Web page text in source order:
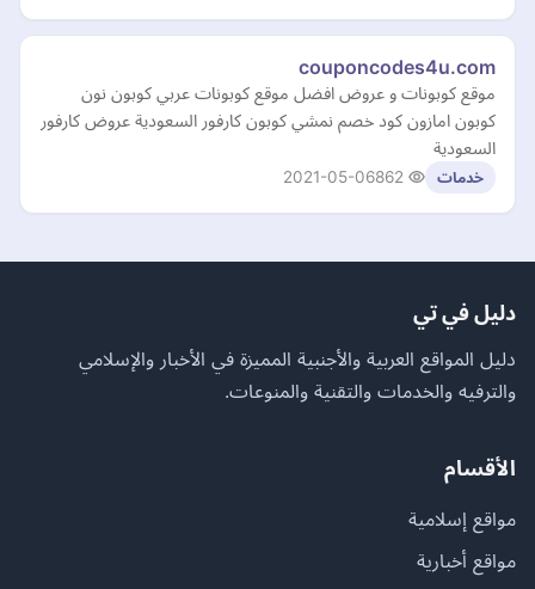
couponcodes4u.com
موقع كوبونات و عروض افضل موقع كوبونات عربي كوبون نون
كوبون امازون كود خصم نمشي كوبون كارفور السعودية عروض كارفور
السعودية
خدمات 2021-05-06
دليل في تي
دليل المواقع العربية والأجنبية المميزة في الأخبار والإسلامي
والترفيه والخدمات والتقنية والمنوعات.
الأقسام
مواقع إسلامية
مواقع أخبارية